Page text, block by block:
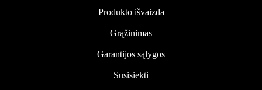
Produkto išvaizda
Grąžinimas
Garantijos sąlygos
Susisiekti